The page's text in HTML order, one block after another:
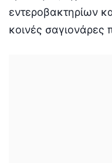
εντεροβακτηρίων
κοινές σαγιονάρες